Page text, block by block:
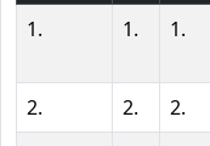
1.
1. 1.
2. 2. 2.